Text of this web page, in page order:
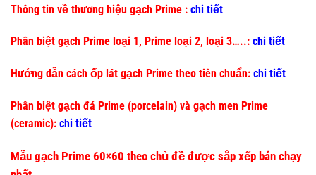
Thông tin về thương hiệu gạch Prime : chi tiết
Phân biệt gạch Prime loại 1, Prime loại 2, loại 3…..: chi tiết
Hướng dẫn cách ốp lát gạch Prime theo tiên chuẩn: chi tiết
Phân biệt gạch đá Prime (porcelain) và gạch men Prime
(ceramic): chi tiết
Mẫu gạch Prime 60×60 theo chủ đề được sắp xếp bán chạy